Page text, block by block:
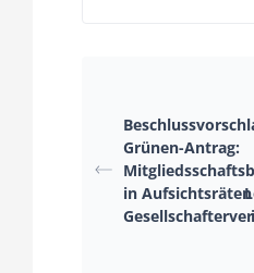
Grünen-Antrag:
in